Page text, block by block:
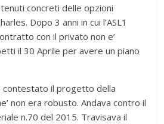
concreti delle opzioni
Dopo 3 anni in cui l’ASL1
con il privato non e’
il 30 Aprile per avere un piano
contestato il progetto della
non era robusto. Andava contro il
n.70 del 2015. Travisava il